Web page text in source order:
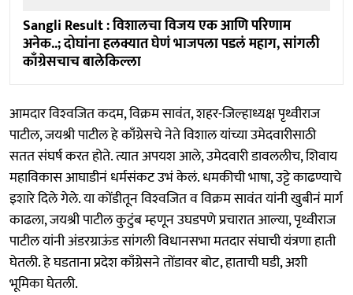
Sangli Result : विशालचा विजय एक आणि परिणाम
अनेक..; दोघांना हलक्यात घेणं भाजपला पडलं महाग, सांगली
काँग्रेसचाच बालेकिल्ला
आमदार विश्‍वजित कदम, विक्रम सावंत, शहर-जिल्हाध्यक्ष पृथ्वीराज
पाटील, जयश्री पाटील हे काँग्रेसचे नेते विशाल यांच्या उमेदवारीसाठी
सतत संघर्ष करत होते. त्यात अपयश आले, उमेदवारी डावललीच, शिवाय
महाविकास आघाडीनं धर्मसंकट उभं केलं. धमकीची भाषा, उट्टे काढण्याचे
इशारे दिले गेले. या कोंडीतून विश्‍वजित व विक्रम सावंत यांनी खुबीनं मार्ग
काढला, जयश्री पाटील कुटुंब म्हणून उघडपणे प्रचारात आल्या, पृथ्वीराज
पाटील यांनी अंडरग्राऊंड सांगली विधानसभा मतदार संघाची यंत्रणा हाती
घेतली. हे घडताना प्रदेश काँग्रेसने तोंडावर बोट, हाताची घडी, अशी
भूमिका घेतली.